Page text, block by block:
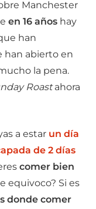
Manchester
en 16 años hay
han
han abierto en
la pena.
Roastahora
a estar un día
de 2 días
comer bien
equivoco? Si es
donde comer